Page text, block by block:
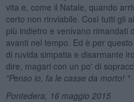
vita e, come il Natale, quando
certo non rinviabile. Così tutti gli
più indietro e venivano rimandati
avanti nel tempo. Ed è per
di ruvida simpatia e disarmante
dire, magari con un po' di
"Penso io, fa le casse da morto! "
Pontedera, 16 maggio 2015